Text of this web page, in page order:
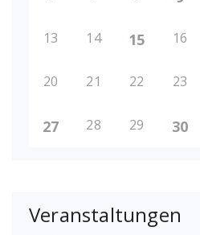
13 14 15 16
20 21 22 23
27 28 29 30
Veranstaltungen